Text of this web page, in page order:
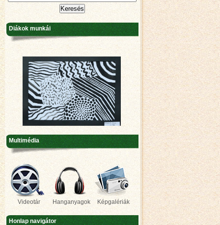
Diákok munkái
Multimédia
Videotár Hanganyagok Képgalériák
Honlap navigátor